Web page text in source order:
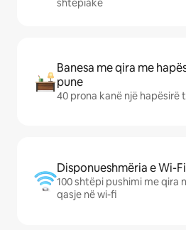
shtëpiake
Banesa me qira me
pune
40 prona kanë një hapësirë
Disponueshmëria e Wi-Fi
100 shtëpi pushimi me qira
qasje në wi-fi